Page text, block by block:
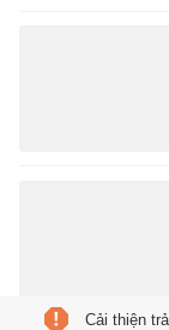
Cải thiện